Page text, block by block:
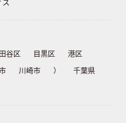
ス
谷区 目黒区
港区
川崎市 ）
千葉県